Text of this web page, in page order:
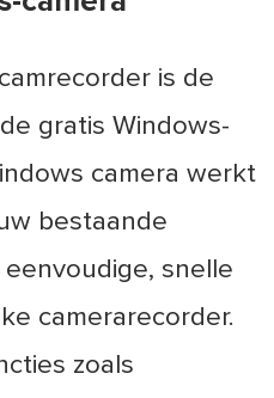
is de
gratis Windows-
camera werkt
bestaande
snelle
camerarecorder.
zoals